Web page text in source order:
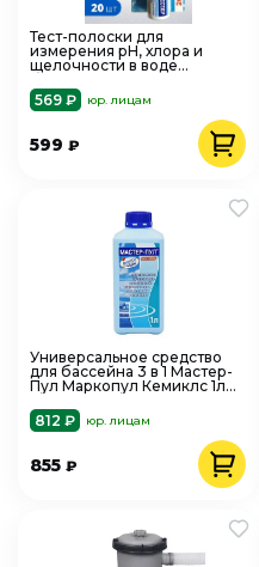
Тест-полоски для
измерения рН, хлора и
щелочности в воде
Маркопул Кемиклс, 20 шт
569 ₽ юр. лицам
599 ₽
Универсальное средство
для бассейна 3 в 1 Мастер-
Пул Маркопул Кемиклс 1л
812 ₽
юр. лицам
855 ₽